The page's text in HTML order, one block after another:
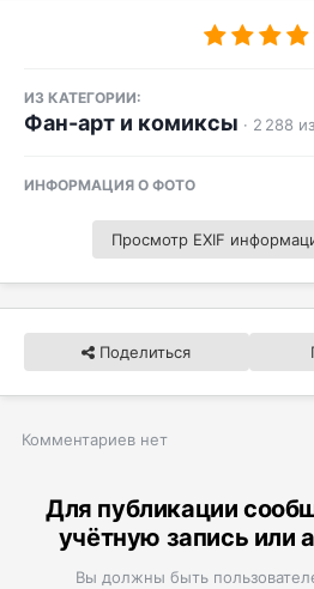
ИЗ КАТЕГОРИИ:
Фан-арт и комиксы · 2 288
ИНФОРМАЦИЯ О ФОТО
Просмотр EXIF
Поделиться
Комментариев нет
Для публикации
учётную запись или
Вы должны быть